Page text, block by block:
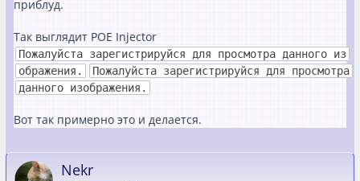
приблуд.
Так выглядит POE Injector
Пожалуйста зарегистрируйся для просмотра данного из
ображения.
Пожалуйста зарегистрируйся для просмотра
данного изображения.
Вот так примерно это и делается.
Nekr